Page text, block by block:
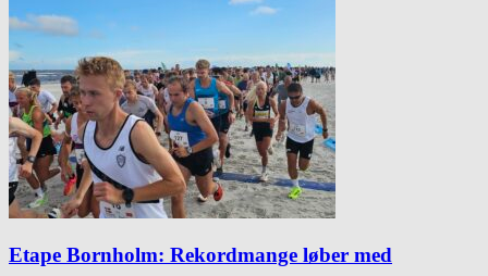
Etape Bornholm: Rekordmange løber med